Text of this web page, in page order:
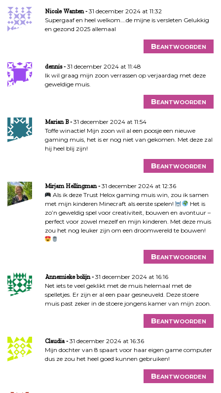
Nicole Wanten
31 december 2024 at 11:32
Supergaaf en heel welkom….de mijne is versleten Gelukkig
en gezond 2025 allemaal
Beantwoorden
dennis
31 december 2024 at 11:48
Ik wil graag mijn zoon verrassen op verjaardag met deze
geweldige muis.
Beantwoorden
Marian B
31 december 2024 at 11:54
Toffe winactie! Mijn zoon wil al een poosje een nieuwe
gaming muis, het is er nog niet van gekomen. Met deze zal
hij heel blij zijn!
Beantwoorden
Mirjam Hellingman
31 december 2024 at 12:36
Als ik deze Trust Helox gaming muis win, zou ik samen
met mijn kinderen Minecraft als eerste spelen!
Het is
zo’n geweldig spel voor creativiteit, bouwen en avontuur –
perfect voor zowel mezelf en mijn kinderen. Met deze muis
zou het nog leuker zijn om een droomwereld te bouwen!
Beantwoorden
Annemieke bolijn
31 december 2024 at 16:16
Net iets te veel geklikt met de muis helemaal met de
spelletjes. Er zijn er al een paar gesneuveld. Deze stoere
muis past zeker in de stoere jongens kamer van mijn zoon.
Beantwoorden
Claudia
31 december 2024 at 16:36
Mijn dochter van 8 spaart voor haar eigen game computer
dus ze zou het heel goed kunnen gebruiken!
Beantwoorden